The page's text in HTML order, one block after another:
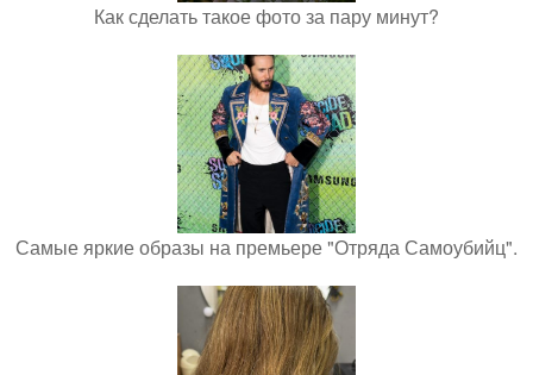
Как сделать такое фото за пару минут?
Самые яркие образы на премьере "Отряда Самоубийц".